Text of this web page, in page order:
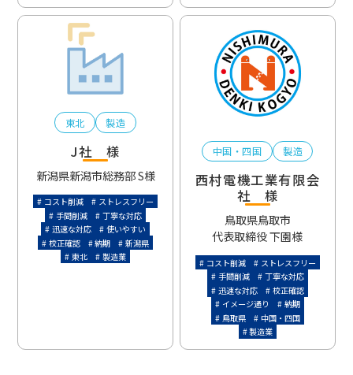
東北 製造
J社 様
新潟県新潟市総務部 S様
コスト削減
ストレスフリー
手間削減
丁寧な対応
迅速な対応
使いやすい
校正確認
納期
新潟県
東北
製造業
中国・四国 製造
西村電機工業有限会
社 様
鳥取県鳥取市
代表取締役 下園様
コスト削減
ストレスフリー
手間削減
丁寧な対応
迅速な対応
校正確認
イメージ通り
納期
鳥取県
中国・四国
製造業